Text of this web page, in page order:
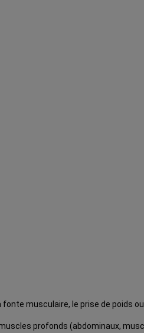
musculaire, le prise de poids
profonds (abdominaux,